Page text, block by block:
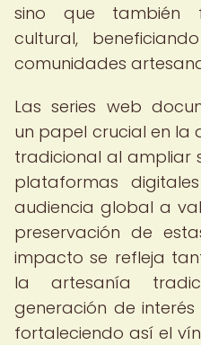
sino que también
cultural,
comunidades
Las series web
un papel crucial en la
tradicional al ampliar
plataformas
audiencia global a
preservación de
impacto se refleja
la artesanía
generación de
fortaleciendo así el